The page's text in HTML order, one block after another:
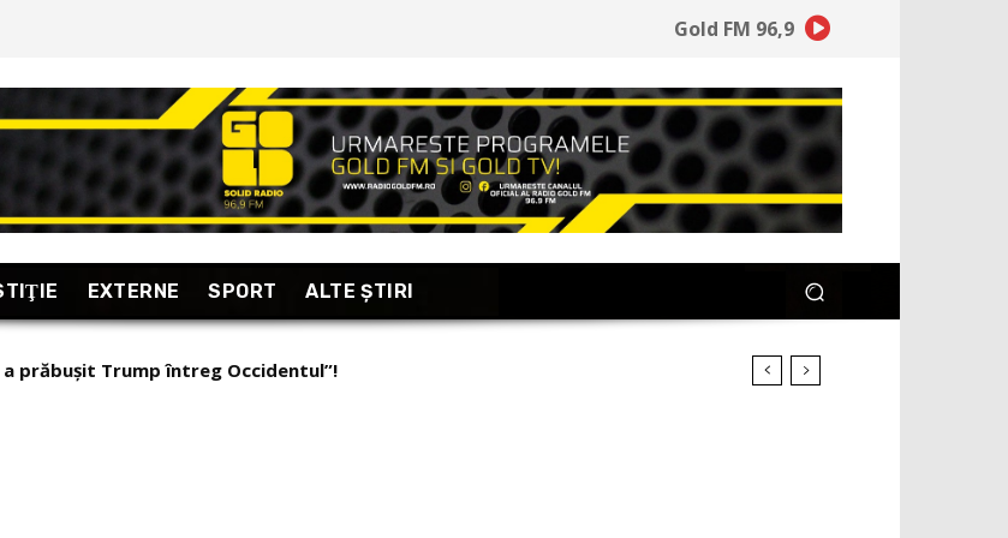
Gold FM 96,9
EXTERNE SPORT ALTE ŞTIRI
a prăbușit Trump întreg Occidentul”!
CONTRO/VERSAT. Demonstrația despre cum suntem manipulați și cum